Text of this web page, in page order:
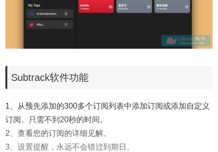
Subtrack软件功能
1、从预先添加的300多个订阅列表中添加订阅或添加自定义
订阅。只需不到20秒的时间。
2、查看您的订阅的详细见解。
3、设置提醒，永远不会错过到期日。